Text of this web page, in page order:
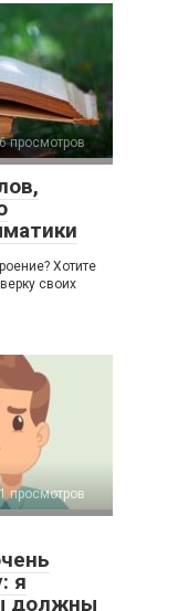
просмотров
Хотите
своих
просмотров
я
должны